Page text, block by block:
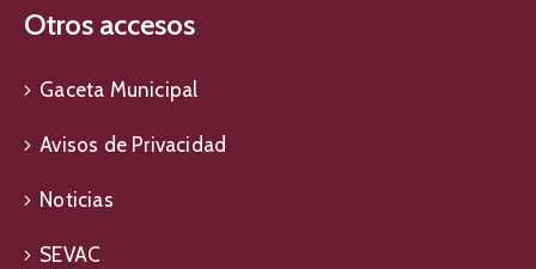
Otros accesos
Gaceta Municipal
Avisos de Privacidad
Noticias
SEVAC